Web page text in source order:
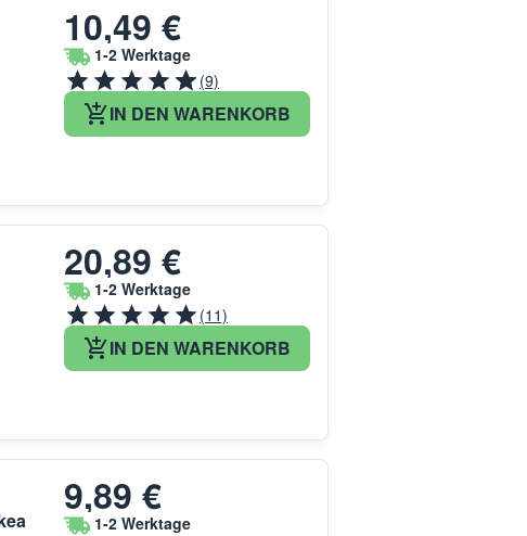
10,49 €
1-2 Werktage
(9)
IN DEN WARENKORB
20,89 €
1-2 Werktage
(11)
IN DEN WARENKORB
9,89 €
1-2 Werktage